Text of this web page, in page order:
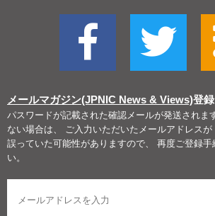
メールマガジン(JPNIC News & Views)登録
パスワードが記載された確認メールが発送されま
ない場合は、 ご入力いただいたメールアドレスが
誤っていた可能性がありますので、 再度ご登録手
い。